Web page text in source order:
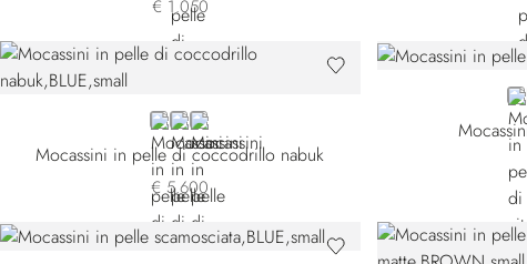
€ 1.050
BLUEGREYWHITE
Mocassini in pelle di coccodrillo nabuk
€ 5.600